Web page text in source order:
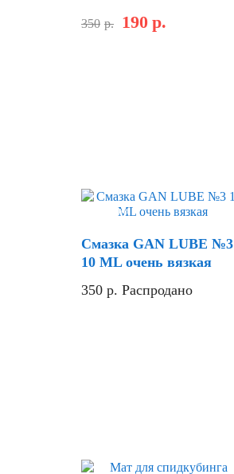
350 р. 190 р.
Скидка
Смазка GAN LUBE №3
10 ML очень вязкая
350 р. Распродано